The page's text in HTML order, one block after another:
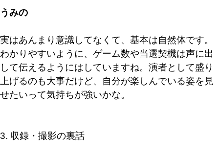
うみの
実はあんまり意識してなくて、基本は自然体です。
わかりやすいように、ゲーム数や当選契機は声に出
して伝えるようにはしていますね。演者として盛り
上げるのも大事だけど、自分が楽しんでいる姿を見
せたいって気持ちが強いかな。
3. 収録・撮影の裏話